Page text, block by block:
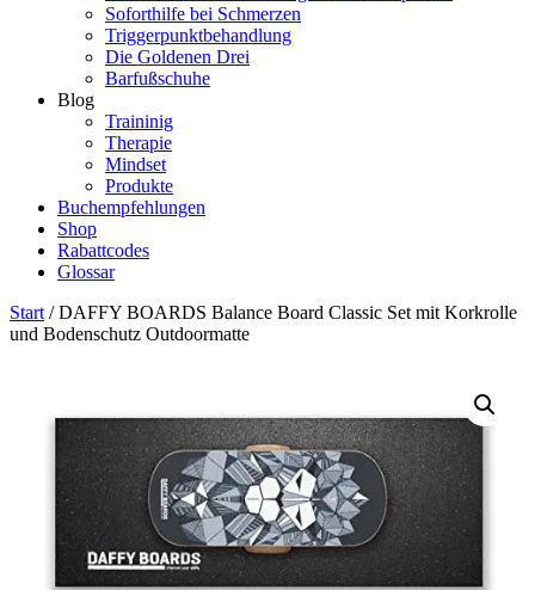
Soforthilfe bei Schmerzen
Triggerpunktbehandlung
Die Goldenen Drei
Barfußschuhe
Blog
Traininig
Therapie
Mindset
Produkte
Buchempfehlungen
Shop
Rabattcodes
Glossar
Start / DAFFY BOARDS Balance Board Classic Set mit Korkrolle
und Bodenschutz Outdoormatte